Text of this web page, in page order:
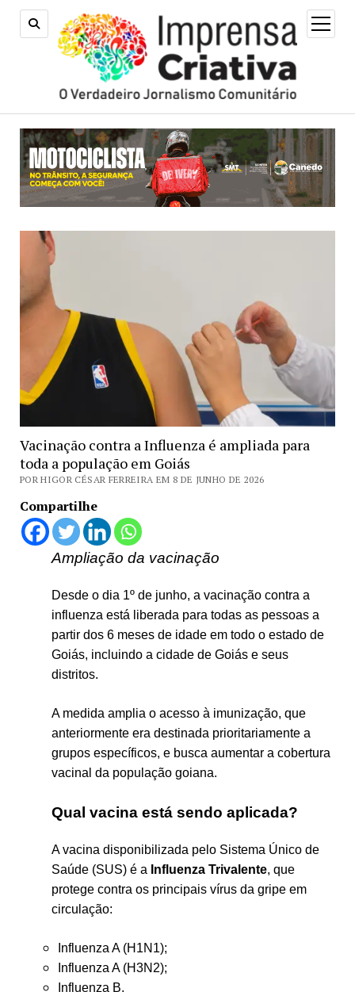
open
menu
Vacinação contra a Influenza é ampliada para
toda a população em Goiás
POR HIGOR CÉSAR FERREIRA EM 8 DE JUNHO DE 2026
Compartilhe
Ampliação da vacinação
Desde o dia 1º de junho, a vacinação contra a
influenza está liberada para todas as pessoas a
partir dos 6 meses de idade em todo o estado de
Goiás, incluindo a cidade de Goiás e seus
distritos.
A medida amplia o acesso à imunização, que
anteriormente era destinada prioritariamente a
grupos específicos, e busca aumentar a cobertura
vacinal da população goiana.
Qual vacina está sendo aplicada?
A vacina disponibilizada pelo Sistema Único de
Saúde (SUS) é a Influenza Trivalente, que
protege contra os principais vírus da gripe em
circulação:
Influenza A (H1N1);
Influenza A (H3N2);
Influenza B.